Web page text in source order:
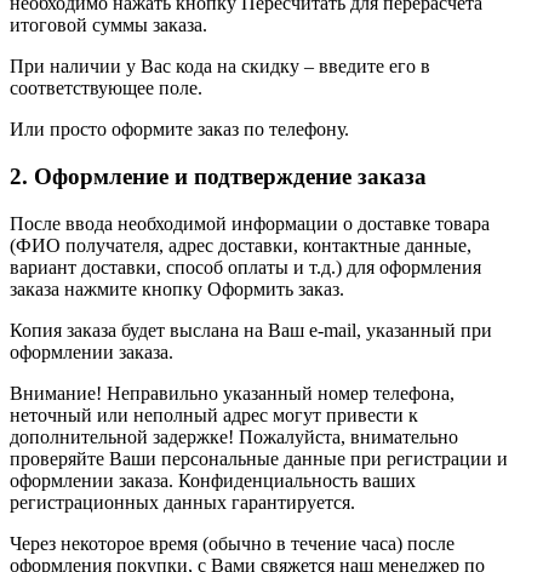
итоговой суммы заказа.
При наличии у Вас кода на скидку – введите его в
соответствующее поле.
Или просто оформите заказ по телефону.
2. Оформление и подтверждение заказа
После ввода необходимой информации о доставке товара
(ФИО получателя, адрес доставки, контактные данные,
вариант доставки, способ оплаты и т.д.) для оформления
заказа нажмите кнопку Оформить заказ.
Копия заказа будет выслана на Ваш e-mail, указанный при
оформлении заказа.
Внимание! Неправильно указанный номер телефона,
неточный или неполный адрес могут привести к
дополнительной задержке! Пожалуйста, внимательно
проверяйте Ваши персональные данные при регистрации и
оформлении заказа. Конфиденциальность ваших
регистрационных данных гарантируется.
Через некоторое время (обычно в течение часа) после
оформления покупки, с Вами свяжется наш менеджер по